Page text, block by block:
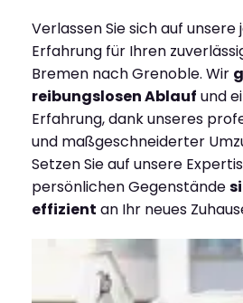
Verlassen Sie sich auf
Erfahrung für Ihren
Bremen nach Grenoble. Wir
reibungslosen Ablauf und
Erfahrung, dank unseres
und maßgeschneiderter
Setzen Sie auf unsere
persönlichen Gegenstände
effizient an Ihr neues